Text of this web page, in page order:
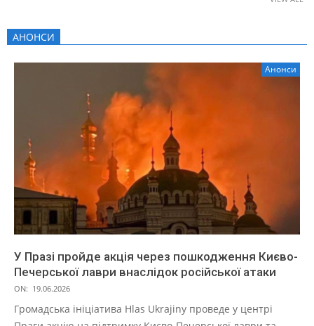
АНОНСИ
Анонси
У Празі пройде акція через пошкодження Києво-
Печерської лаври внаслідок російської атаки
ON: 19.06.2026
Громадська ініціатива Hlas Ukrajiny проведе у центрі